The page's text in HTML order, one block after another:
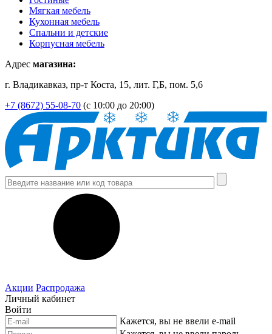
Мягкая мебель
Кухонная мебель
Спальни и детские
Корпусная мебель
Адрес магазина:
г. Владикавказ, пр-т Коста, 15, лит. Г,Б, пом. 5,6
+7 (8672) 55-08-70 (с 10:00 до 20:00)
Акции Распродажа
Личный кабинет
Войти
Кажется, вы не ввели e-mail